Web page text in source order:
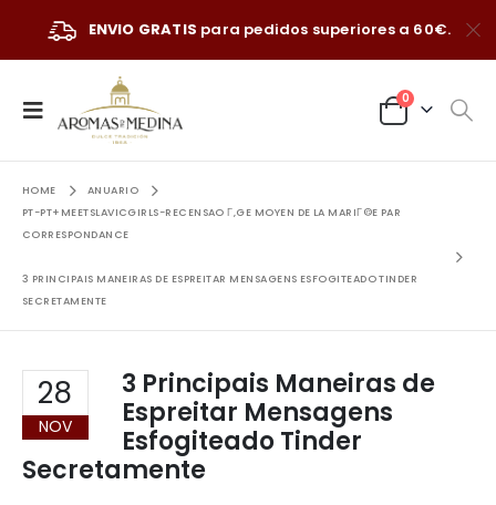
ENVIO GRATIS para pedidos superiores a 60€.
0
HOME
ANUARIO
PT-PT+MEETSLAVICGIRLS-RECENSAO Г‚GE MOYEN DE LA MARIГ©E PAR
CORRESPONDANCE
3 PRINCIPAIS MANEIRAS DE ESPREITAR MENSAGENS ESFOGITEADO TINDER
SECRETAMENTE
28
NOV
3 Principais Maneiras de
Espreitar Mensagens
Esfogiteado Tinder
Secretamente